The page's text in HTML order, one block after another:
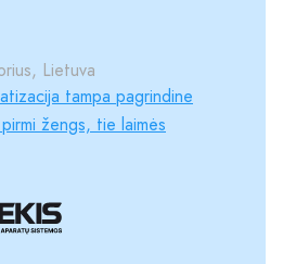
Lietuva
tampa pagrindine
žengs, tie laimės